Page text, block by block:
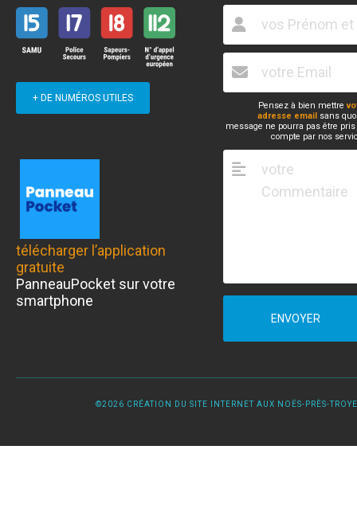
+ DE NUMÉROS UTILES
télécharger l’application
gratuite
PanneauPocket sur votre
smartphone
Pensez à bien mettre
adresse email sans
message ne pourra pas être
compte par nos
ENVOYER
©2026 CRÉATION DU SITE INTERNET AUX NOËS-PRÈS-